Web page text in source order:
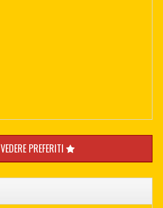
VEDERE PREFERITI